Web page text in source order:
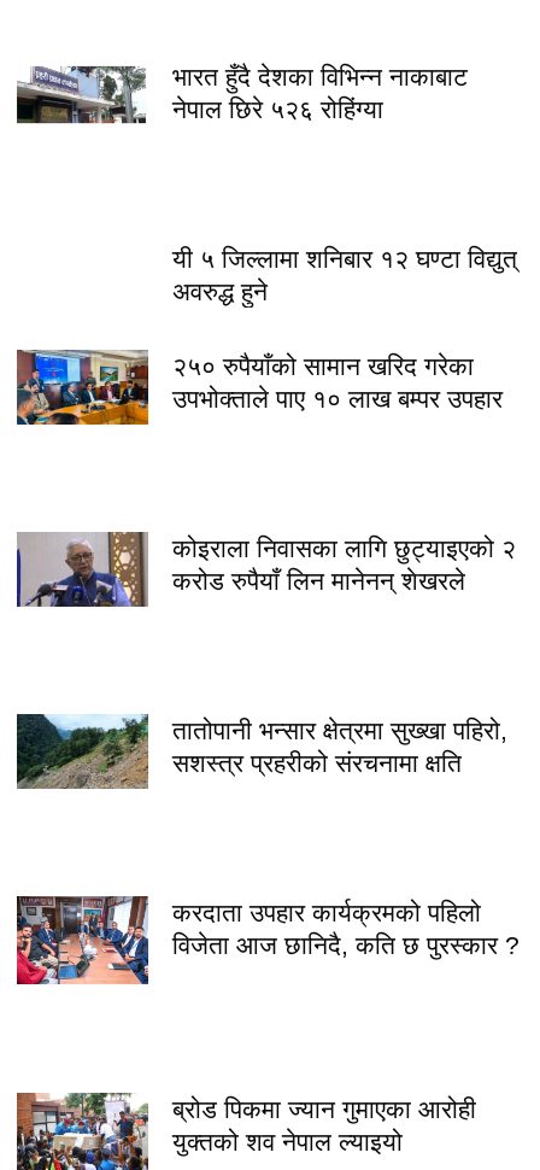
भारत हुँदै देशका विभिन्न नाकाबाट
नेपाल छिरे ५२६ रोहिंग्या
यी ५ जिल्लामा शनिबार १२ घण्टा विद्युत्
अवरुद्ध हुने
२५० रुपैयाँको सामान खरिद गरेका
उपभोक्ताले पाए १० लाख बम्पर उपहार
कोइराला निवासका लागि छुट्याइएको २
करोड रुपैयाँ लिन मानेनन् शेखरले
तातोपानी भन्सार क्षेत्रमा सुख्खा पहिरो,
सशस्त्र प्रहरीको संरचनामा क्षति
करदाता उपहार कार्यक्रमको पहिलो
विजेता आज छानिदै, कति छ पुरस्कार ?
ब्रोड पिकमा ज्यान गुमाएका आरोही
युक्तको शव नेपाल ल्याइयो